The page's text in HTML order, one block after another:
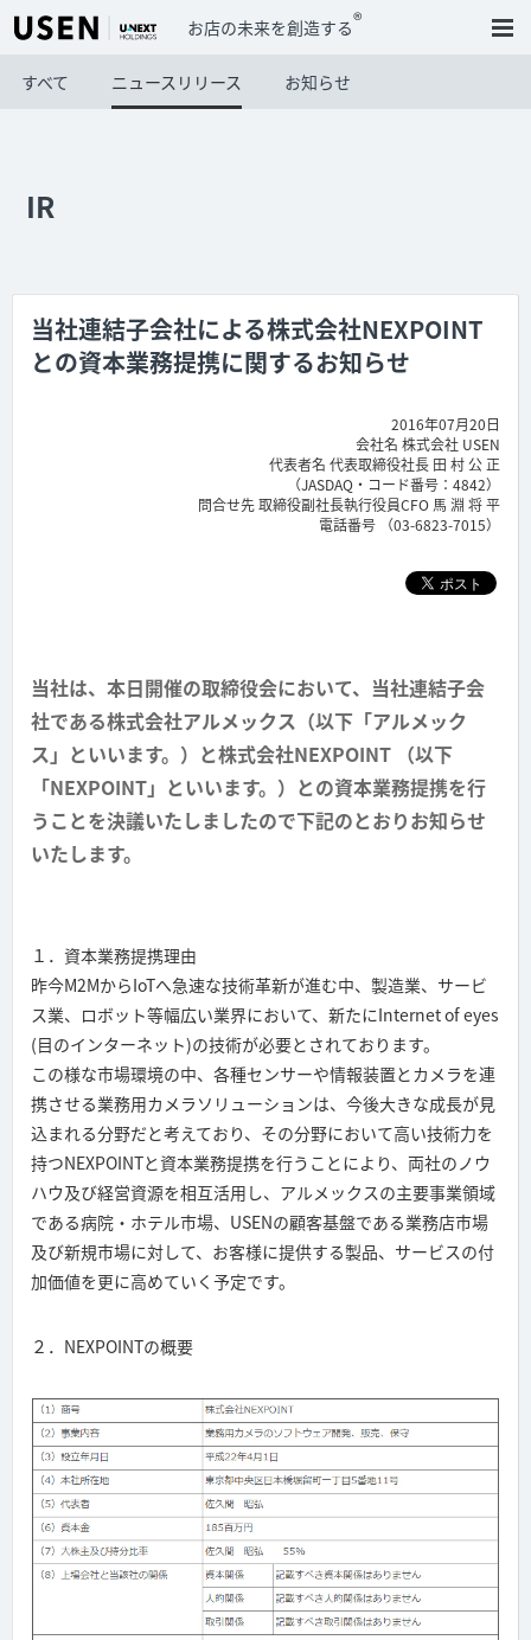
お店の未来を創造する®
すべて ニュースリリース お知らせ
IR
当社連結子会社による株式会社NEXPOINT
との資本業務提携に関するお知らせ
2016年07月20日
会社名 株式会社 USEN
代表者名 代表取締役社長 田 村 公 正
（JASDAQ・コード番号：4842）
問合せ先 取締役副社長執行役員CFO 馬 淵 将 平
電話番号 （03-6823-7015）
当社は、本日開催の取締役会において、当社連結子会
社である株式会社アルメックス（以下「アルメック
ス」といいます。）と株式会社NEXPOINT （以下
「NEXPOINT」といいます。）との資本業務提携を行
うことを決議いたしましたので下記のとおりお知らせ
いたします。
１．資本業務提携理由
昨今M2MからIoTへ急速な技術革新が進む中、製造業、サービ
ス業、ロボット等幅広い業界において、新たにInternet of eyes
(目のインターネット)の技術が必要とされております。
この様な市場環境の中、各種センサーや情報装置とカメラを連
携させる業務用カメラソリューションは、今後大きな成長が見
込まれる分野だと考えており、その分野において高い技術力を
持つNEXPOINTと資本業務提携を行うことにより、両社のノウ
ハウ及び経営資源を相互活用し、アルメックスの主要事業領域
である病院・ホテル市場、USENの顧客基盤である業務店市場
及び新規市場に対して、お客様に提供する製品、サービスの付
加価値を更に高めていく予定です。
２．NEXPOINTの概要